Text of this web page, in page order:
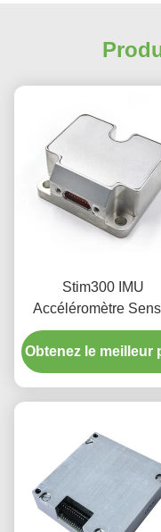
Stim300 IMU
Accéléromètre
Gyro Fourniture
Obtenez le meilleur